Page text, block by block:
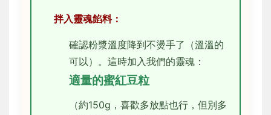
拌入靈魂餡料：
確認粉漿溫度降到不燙手了（溫溫的
可以）。這時加入我們的靈魂：
適量的蜜紅豆粒
（約150g，喜歡多放點也行，但別多